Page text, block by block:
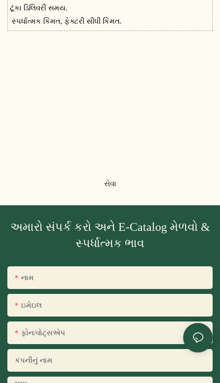
ટૂંકા ડિલિવરી સમય.
સ્પર્ધાત્મક કિંમત, ફેક્ટરી સીધી કિંમત.
સેવા
અમારો સંપર્ક કરો અને E-Catalog મેળવો &
સ્પર્ધાત્મક ભાવ
નામ
ઇમેઇલ
ફોન/વોટ્સએપ
કંપનીનું નામ